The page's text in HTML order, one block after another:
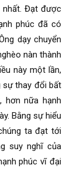
nhất. Đạt được
phúc đã có
dạy chuyển
nàn thành
này một lần,
sự thay đổi bất
hơn nữa hạnh
Bằng sự hiểu
ta đạt tới
suy nghĩ của
phúc vĩ đại